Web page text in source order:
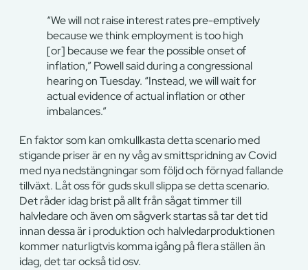
“We will not raise interest rates pre-emptively
because we think employment is too high
[or] because we fear the possible onset of
inflation,” Powell said during a congressional
hearing on Tuesday. “Instead, we will wait for
actual evidence of actual inflation or other
imbalances.”
En faktor som kan omkullkasta detta scenario med
stigande priser är en ny våg av smittspridning av Covid
med nya nedstängningar som följd och förnyad fallande
tillväxt. Låt oss för guds skull slippa se detta scenario.
Det råder idag brist på allt från sågat timmer till
halvledare och även om sågverk startas så tar det tid
innan dessa är i produktion och halvledarproduktionen
kommer naturligtvis komma igång på flera ställen än
idag, det tar också tid osv.